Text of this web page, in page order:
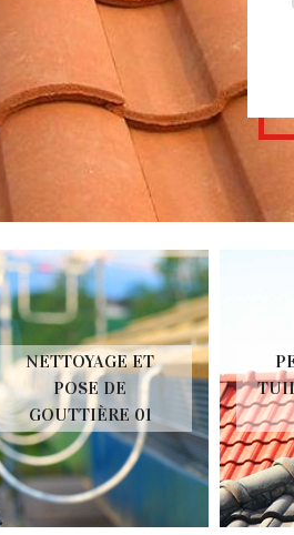
NETTOYAGE ET
POSE DE
GOUTTIÈRE 01